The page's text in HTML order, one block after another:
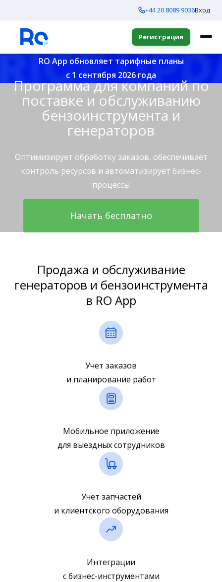
+44 20 8089 9036Вход
Регистрация
RO App обновляет тарифные планы
с 1 сентября 2026 года
Программа для компаний по
поставке и обслуживанию
бензоинструмента и
генераторов
Оптимизирует обработку заказов, обеспечивает
контроль ресурсов и автоматизирует бизнес-
процессы
Начать бесплатно
Продажа и обслуживание
генераторов и бензоинструмента
в RO App
Учет заказов
и планирование работ
Мобильное приложение
для выездных сотрудников
Учет запчастей
и клиентского оборудования
Интеграции
с бизнес-инструментами